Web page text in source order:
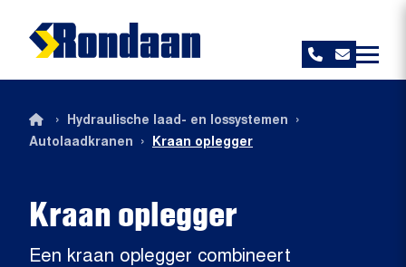
Kraan oplegger
Een kraan oplegger combineert
› Hydraulische laad- en lossystemen ›
Autolaadkranen › Kraan oplegger